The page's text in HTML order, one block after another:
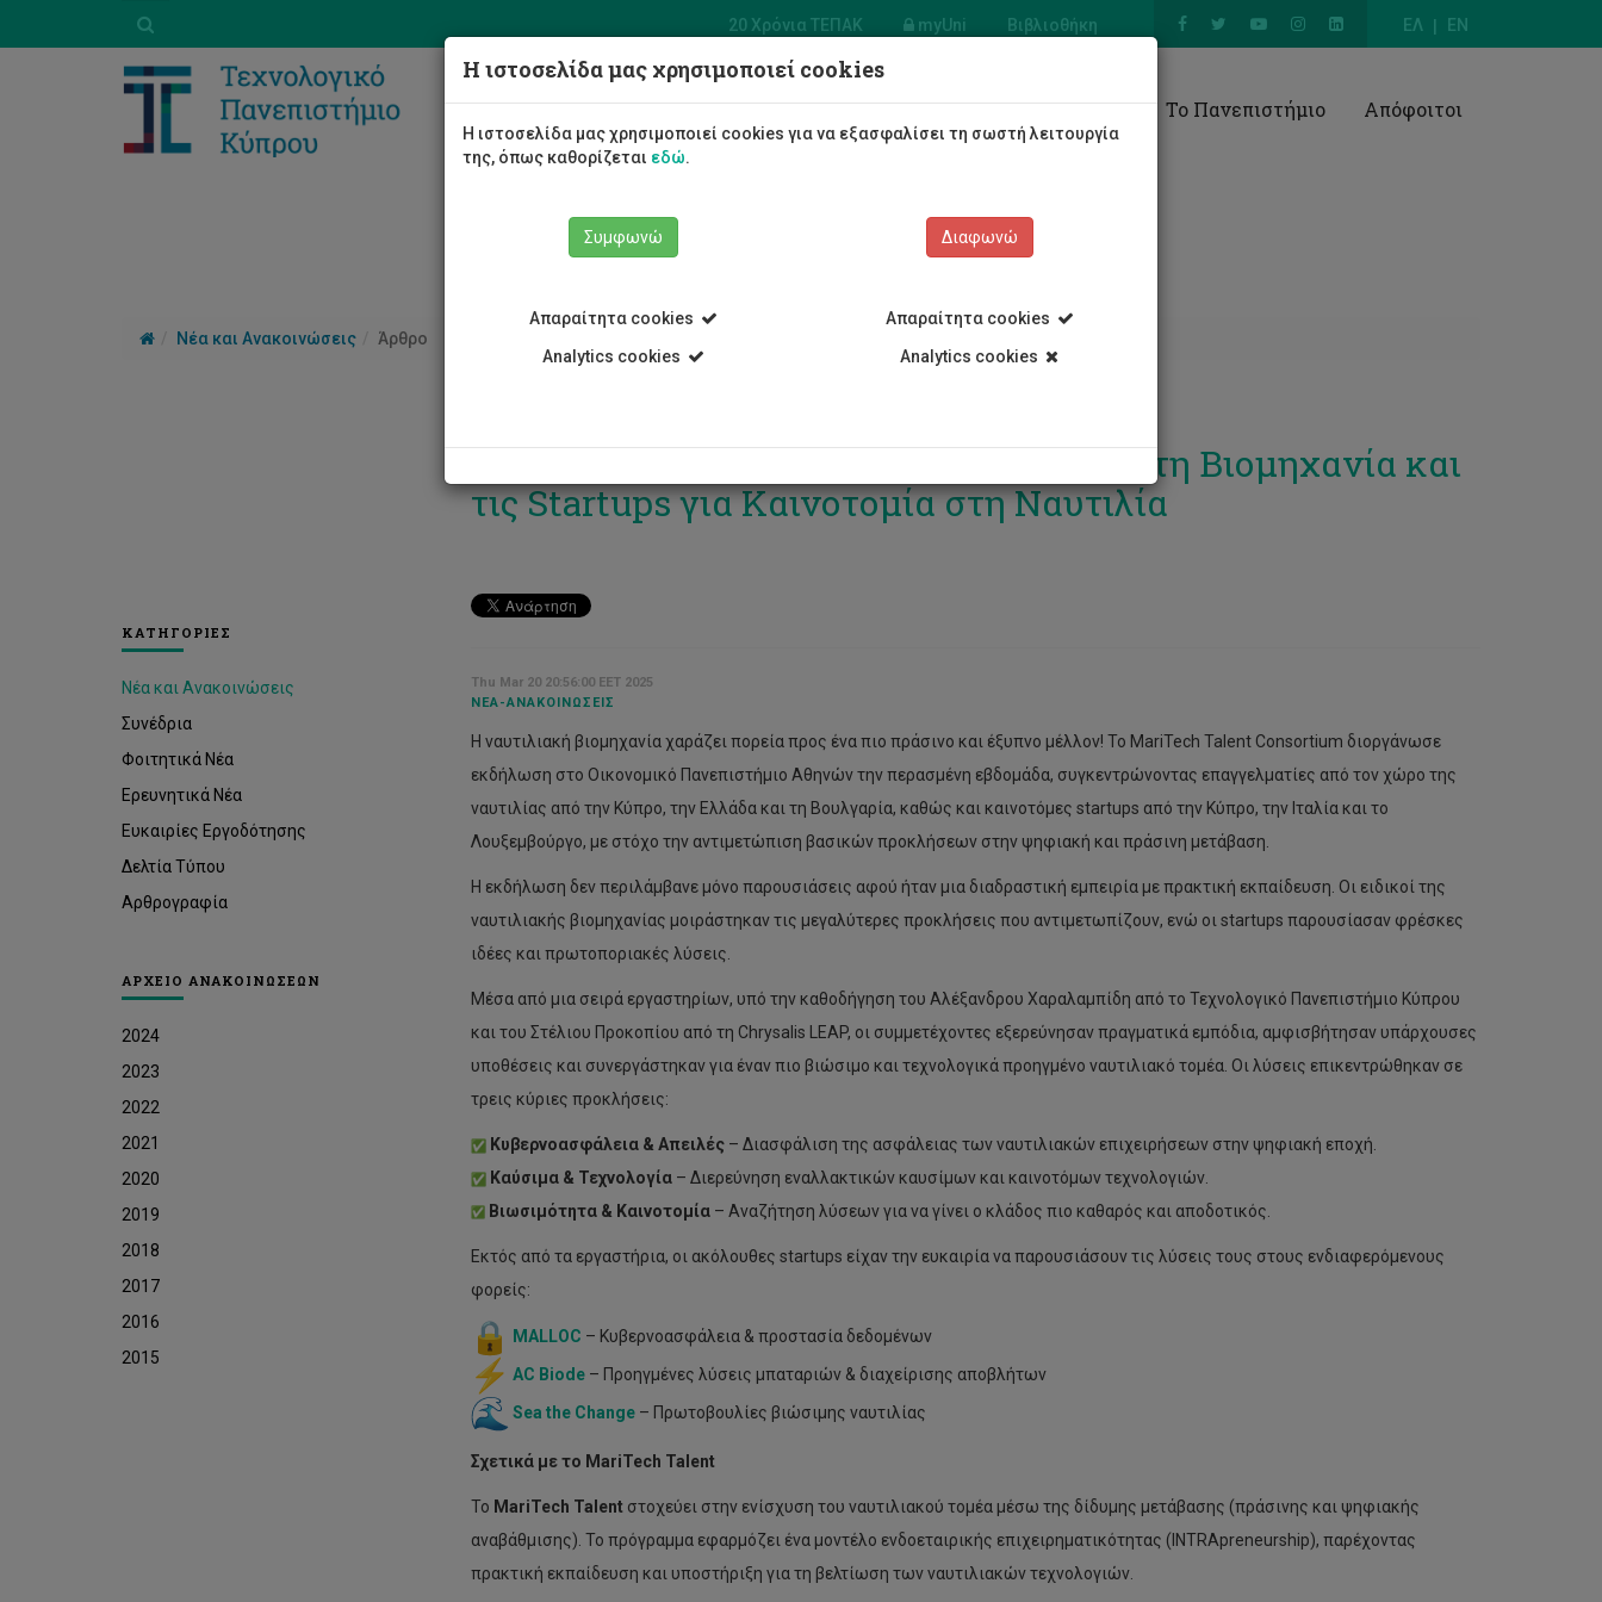
ΕΛ EN
20 Χρόνια ΤΕΠΑΚ myUni Βιβλιοθήκη
Φοιτητές/τριες Σπουδές Έρευνα Το Πανεπιστήμιο Απόφοιτοι
Νέα και Ανακοινώσεις Άρθρο
ΚΑΤΗΓΟΡΙΕΣ
Νέα και Ανακοινώσεις
Συνέδρια
Φοιτητικά Νέα
Ερευνητικά Νέα
Ευκαιρίες Εργοδότησης
Δελτία Τύπου
Αρθρογραφία
ΑΡΧΕΙΟ ΑΝΑΚΟΙΝΩΣΕΩΝ
2024
2023
2022
2021
2020
2019
2018
2017
2016
2015
Το MariTech Talent Consortium Ενώνει τη Βιομηχανία και
τις Startups για Καινοτομία στη Ναυτιλία
Thu Mar 20 20:56:00 EET 2025
ΝΈΑ-ΑΝΑΚΟΙΝΏΣΕΙΣ
Η ναυτιλιακή βιομηχανία χαράζει πορεία προς ένα πιο πράσινο και έξυπνο μέλλον! Το MariTech Talent Consortium διοργάνωσε
εκδήλωση στο Οικονομικό Πανεπιστήμιο Αθηνών την περασμένη εβδομάδα, συγκεντρώνοντας επαγγελματίες από τον χώρο της
ναυτιλίας από την Κύπρο, την Ελλάδα και τη Βουλγαρία, καθώς και καινοτόμες startups από την Κύπρο, την Ιταλία και το
Λουξεμβούργο, με στόχο την αντιμετώπιση βασικών προκλήσεων στην ψηφιακή και πράσινη μετάβαση.
Η εκδήλωση δεν περιλάμβανε μόνο παρουσιάσεις αφού ήταν μια διαδραστική εμπειρία με πρακτική εκπαίδευση. Οι ειδικοί της
ναυτιλιακής βιομηχανίας μοιράστηκαν τις μεγαλύτερες προκλήσεις που αντιμετωπίζουν, ενώ οι startups παρουσίασαν φρέσκες
ιδέες και πρωτοποριακές λύσεις.
Μέσα από μια σειρά εργαστηρίων, υπό την καθοδήγηση του Αλέξανδρου Χαραλαμπίδη από το Τεχνολογικό Πανεπιστήμιο Κύπρου
και του Στέλιου Προκοπίου από τη Chrysalis LEAP, οι συμμετέχοντες εξερεύνησαν πραγματικά εμπόδια, αμφισβήτησαν υπάρχουσες
υποθέσεις και συνεργάστηκαν για έναν πιο βιώσιμο και τεχνολογικά προηγμένο ναυτιλιακό τομέα. Οι λύσεις επικεντρώθηκαν σε
τρεις κύριες προκλήσεις:
Κυβερνοασφάλεια & Απειλές– Διασφάλιση της ασφάλειας των ναυτιλιακών επιχειρήσεων στην ψηφιακή εποχή.
Καύσιμα & Τεχνολογία– Διερεύνηση εναλλακτικών καυσίμων και καινοτόμων τεχνολογιών.
Βιωσιμότητα & Καινοτομία– Αναζήτηση λύσεων για να γίνει ο κλάδος πιο καθαρός και αποδοτικός.
Εκτός από τα εργαστήρια, οι ακόλουθες startups είχαν την ευκαιρία να παρουσιάσουν τις λύσεις τους στους ενδιαφερόμενους
φορείς:
MALLOC – Κυβερνοασφάλεια & προστασία δεδομένων
AC Biode– Προηγμένες λύσεις μπαταριών & διαχείρισης αποβλήτων
Sea the Change– Πρωτοβουλίες βιώσιμης ναυτιλίας
Σχετικά με το MariTech Talent
Το MariTech Talent στοχεύει στην ενίσχυση του ναυτιλιακού τομέα μέσω της δίδυμης μετάβασης (πράσινης και ψηφιακής
αναβάθμισης). Το πρόγραμμα εφαρμόζει ένα μοντέλο ενδοεταιρικής επιχειρηματικότητας (INTRApreneurship), παρέχοντας
πρακτική εκπαίδευση και υποστήριξη για τη βελτίωση των ναυτιλιακών τεχνολογιών.
Η ιστοσελίδα μας χρησιμοποιεί cookies
Η ιστοσελίδα μας χρησιμοποιεί cookies για να εξασφαλίσει τη σωστή λειτουργία
της, όπως καθορίζεται εδώ.
Συμφωνώ
Απαραίτητα cookies
Analytics cookies
Διαφωνώ
Απαραίτητα cookies
Analytics cookies